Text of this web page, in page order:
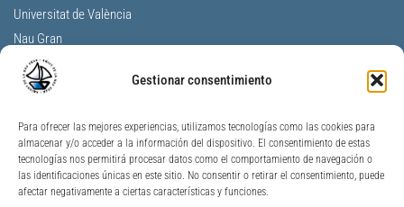
Gestionar consentimiento
Para ofrecer las mejores experiencias, utilizamos tecnologías como las cookies para
almacenar y/o acceder a la información del dispositivo. El consentimiento de estas
tecnologías nos permitirá procesar datos como el comportamiento de navegación o
las identificaciones únicas en este sitio. No consentir o retirar el consentimiento, puede
afectar negativamente a ciertas características y funciones.
Universitat de València
Nau Gran
Centro Cultural La Nau
F.V. Aulas de la tercera edad
Universidad Permanente de Alicante
Universitat per a Majors Jaume I
Unimajors Gandia